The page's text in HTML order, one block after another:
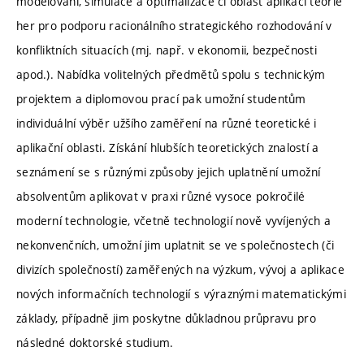
her pro podporu racionálního strategického rozhodování v
konfliktních situacích (mj. např. v ekonomii, bezpečnosti
apod.). Nabídka volitelných předmětů spolu s technickým
projektem a diplomovou prací pak umožní studentům
individuální výběr užšího zaměření na různé teoretické i
aplikační oblasti. Získání hlubších teoretických znalostí a
seznámení se s různými způsoby jejich uplatnění umožní
absolventům aplikovat v praxi různé vysoce pokročilé
moderní technologie, včetně technologií nově vyvíjených a
nekonvenčních, umožní jim uplatnit se ve společnostech (či
divizích společností) zaměřených na výzkum, vývoj a aplikace
nových informačních technologií s výraznými matematickými
základy, případně jim poskytne důkladnou průpravu pro
následné doktorské studium.